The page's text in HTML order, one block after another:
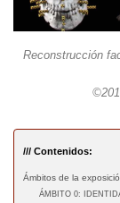
Reconstrucción
/// Contenidos:
Ámbitos de la
ÁMBITO 0: